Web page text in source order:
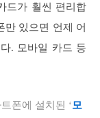
드가 훨씬 편리합
만 있으면 언제 어
. 모바일 카드 등
폰에 설치된 ‘모